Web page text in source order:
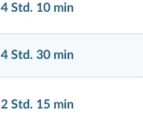
4 Std. 10 min
4 Std. 30 min
2 Std. 15 min